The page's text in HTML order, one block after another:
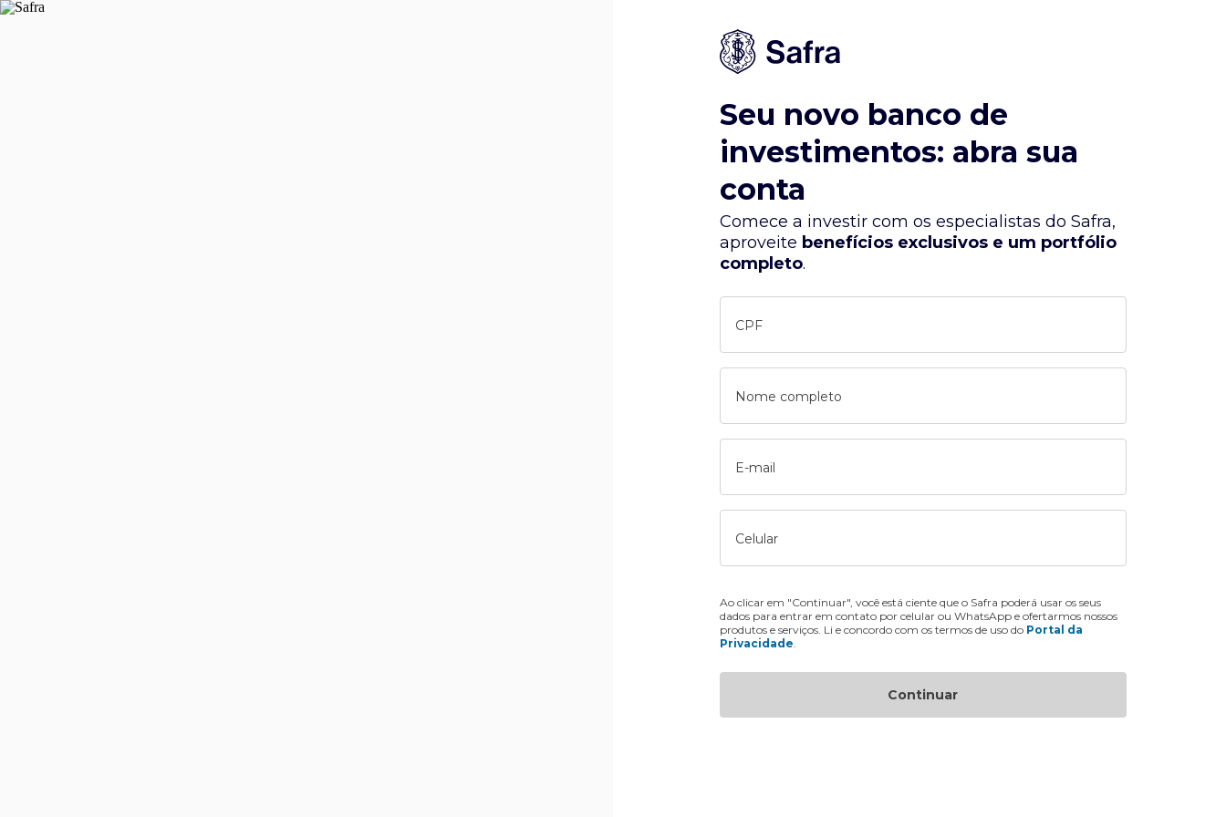
Seu novo banco de
investimentos: abra sua
conta
Comece a investir com os especialistas do Safra,
aproveite benefícios exclusivos e um portfólio
completo.
CPF
Nome completo
E-mail
Celular
Ao clicar em "Continuar", você está ciente que o Safra poderá usar os seus
dados para entrar em contato por celular ou WhatsApp e ofertarmos nossos
produtos e serviços. Li e concordo com os termos de uso do Portal da
Privacidade
Continuar